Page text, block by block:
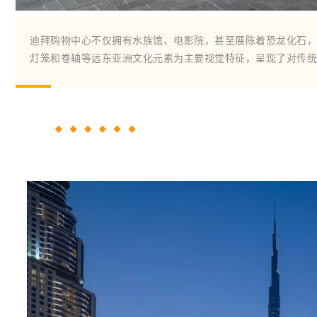
迪拜购物中心不仅拥有水族馆、电影院，甚至展陈着恐龙化石
灯笼和卷轴等远东亚洲文化元素为主要视觉特征，呈现了对传